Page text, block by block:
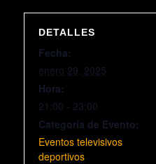
DETALLES
Fecha:
enero 29, 2025
Hora:
21:00 - 23:00
Categoría de Evento:
Eventos televisivos
deportivos